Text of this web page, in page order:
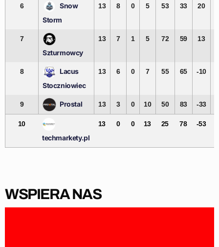
6
Snow
Storm
13 8 0 5 53 33 20
7
Szturmowcy
13 7 1 5 72 59 13
8
Lacus
Stoczniowiec
13 6 0 7 55 65 -10
9 Prostal 13 3 0 10 50 83 -33
10
techmarkety.pl
13 0 0 13 25 78 -53
WSPIERA NAS